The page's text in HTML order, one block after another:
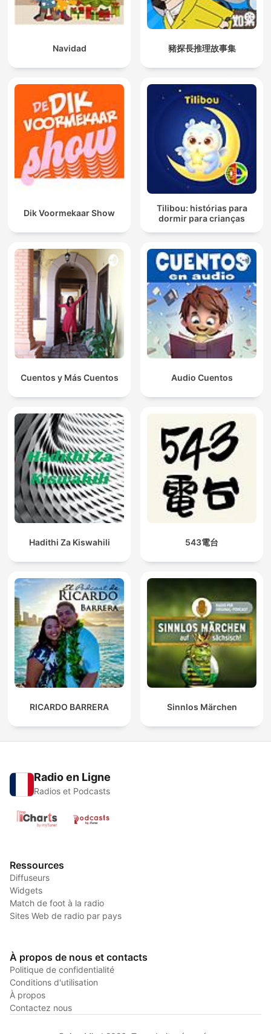
Navidad 豬探長推理故事集
Dik Voormekaar Show
Tilibou: histórias para
dormir para crianças
Cuentos y Más Cuentos Audio Cuentos
Hadithi Za Kiswahili 543電台
RICARDO BARRERA Sinnlos Märchen
Radio en Ligne
Radios et Podcasts
Ressources
Diffuseurs
Widgets
Match de foot à la radio
Sites Web de radio par pays
À propos de nous et contacts
Politique de confidentialité
Conditions d'utilisation
À propos
Contactez nous